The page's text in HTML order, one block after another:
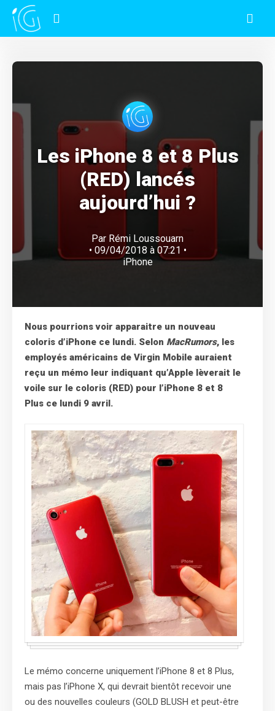
Les iPhone 8 et 8 Plus
(RED) lancés
aujourd’hui ?
Par Rémi Loussouarn
• 09/04/2018 à 07:21 •
iPhone
Nous pourrions voir apparaitre un nouveau
coloris d’iPhone ce lundi. Selon MacRumors, les
employés américains de Virgin Mobile auraient
reçu un mémo leur indiquant qu’Apple lèverait le
voile sur le coloris (RED) pour l’iPhone 8 et 8
Plus ce lundi 9 avril.
Le mémo concerne uniquement l’iPhone 8 et 8 Plus,
mais pas l’iPhone X, qui devrait bientôt recevoir une
ou des nouvelles couleurs (GOLD BLUSH et peut-être